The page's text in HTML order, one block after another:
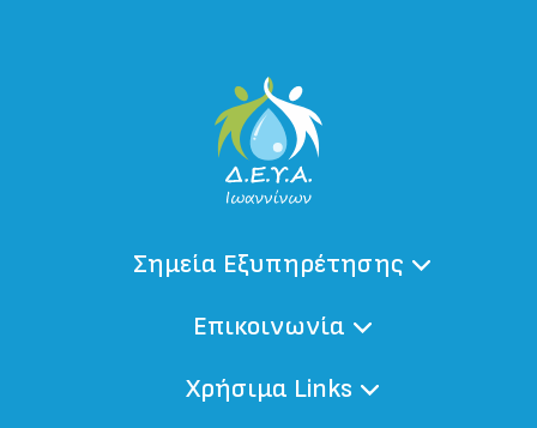
Σημεία Εξυπηρέτησης
Επικοινωνία
Χρήσιμα Links